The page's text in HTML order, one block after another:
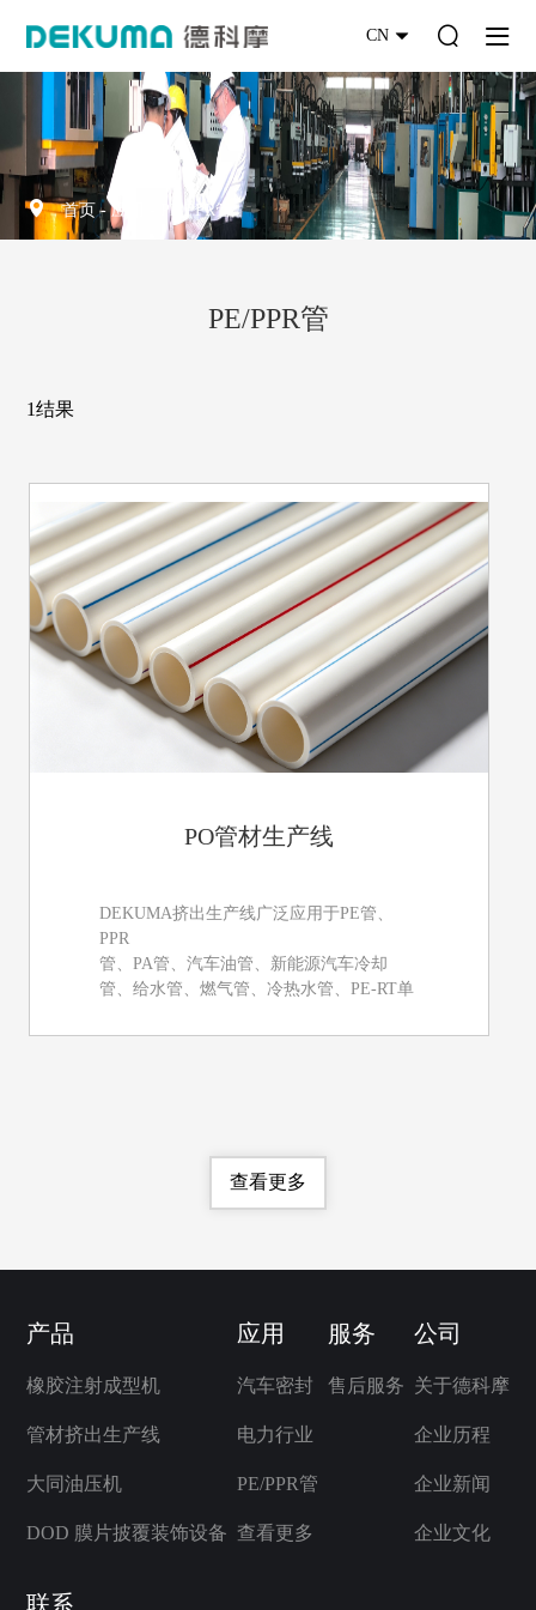
CN
首页-应用 PE/PPR管
PE/PPR管
1结果
PO管材生产线
DEKUMA挤出生产线广泛应用于PE管、
PPR
管、PA管、汽车油管、新能源汽车冷却
管、给水管、燃气管、冷热水管、PE-RT单
纤维管、硅芯管、集束管、通讯管、医疗管
查看更多
产品
橡胶注射成型机
管材挤出生产线
大同油压机
DOD 膜片披覆装饰设备
应用
汽车密封
电力行业
PE/PPR管
查看更多
服务
售后服务
公司
关于德科摩
企业历程
企业新闻
企业文化
联系